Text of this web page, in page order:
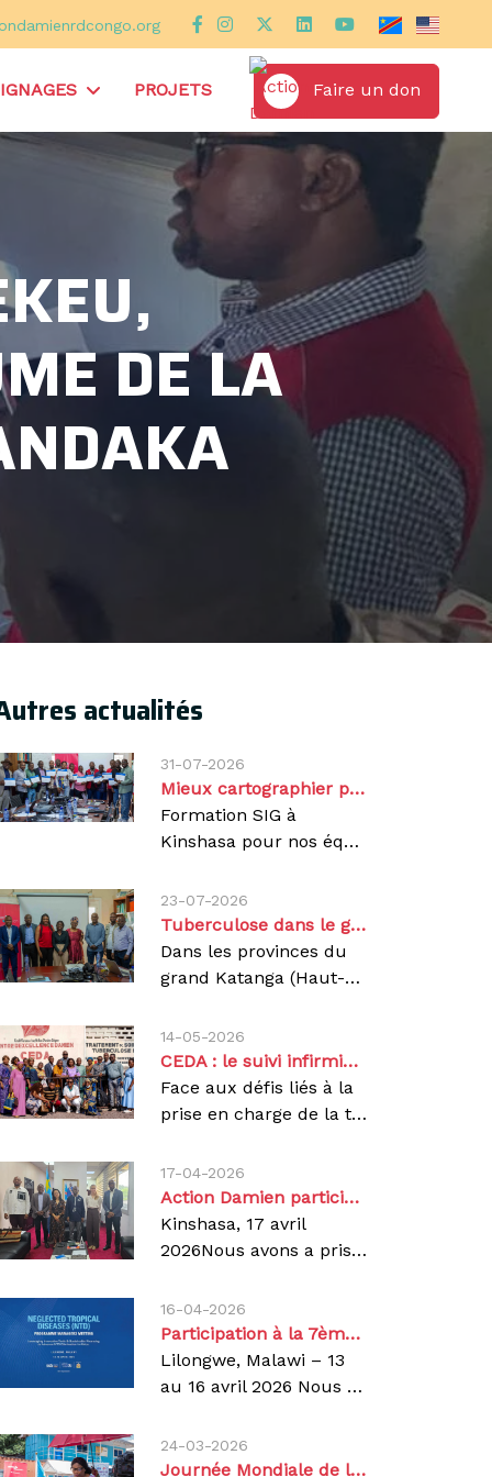
PROJETS Faire un don
DE LA
actualités
31-07-2026
Mieux cartographier pour mieux cibler : Action Damien renforce ses compétences géospatiales en RDC
Formation SIG à
Kinshasa pour nos équipes, celles de la CPLT Kinshasa, du PNEL et du PNLT au total 12 participants Du 27 au 31 juillet 2026, nous avons réuni douze participants issus de notre service médical, de la Coordination Provinciale Lèpre et Tuberculose de Kinshasa (CPLT) du Programme National d'Élimination de la Lèpre (PNEL) et du Programme National de Lutte contre la Tuberculose (PNLT), pour une formation d'initiation aux Systèmes d'Information Géographique (SIG), avec comme objectif de mieux cartographier nos zones d'intervention afin de lutter plus efficacement contre la lèpre et la tuberculose en République démocratique du Congo.Actif dans 9 provinces du pays contre la lèpre, la tuberculose et les maladies tropicales négligées (MTN), en appui aux deux programmes nationaux à travers nos différents projets, nos équipes produisent chaque mois un volume important de données de terrain, dont l'exploitation spatiale reste encore peu développée. C'est à ce besoin que répond cette formation.Animée par la Fondation Flowminder, dans le cadre d’un partenariat, la session s'est articulée en quatre étapes progressives : comprendre les fondamentaux de la donnée géospatiale, se familiariser avec le logiciel QGIS et les concepts cartographiques, préparer et géoréférencés des données fiables, puis produire des cartes exploitables pour la planification, le suivi et l'évaluation de nos programmes. Les travaux pratiques ont porté sur l'import et la gestion de données géographiques des zones de santé, localités, établissements de santé, ainsi que sur la visualisation et la production cartographiques.Pourquoi les SIG ?La cartographie numérique nous permet d'améliorer le ciblage des populations prioritaires, de visualiser précisément nos zones d'activité et de suivre les indicateurs de couverture de nos programmes. Elle rend visible ce qu'un tableau de données ne montre pas : les zones encore mal couvertes par le dépistage et les structures les plus éloignées de nos circuits d'appui.Former ensemble nos équipes et celles du PNEL et du PNLT permet à chacun de produire, lire et discuter les mêmes cartes. C'est la condition d'une microplanification réellement conjointe. L'implication des programmes nationaux d'élimination de la lèpre et de lutte contre la tuberculose garantit l'appropriation des outils développés et la durabilité des compétences acquises au-delà d'Action Damien.Les compétences acquises seront intégrées aux pratiques de travail de nos équipes : planification des activités de dépistage, préparation des missions de terrain et documentation de nos résultats auprès de nos partenaires techniques et financiers mais aussi dans la prise des décisions. Une manière, pour nous et pour nos partenaires, de mettre des outils opérationnels au service d'une meilleure planification des interventions et d'un accès élargi au dépistage et aux soins..Agir, c'est contagieux !
23-07-2026
Tuberculose dans le grand Katanga : Action Damien RDC et POSAF scellent une collaboration opérationnelle
Dans les provinces du
grand Katanga (Haut-Katanga, Lualaba, Haut-Lomami et Tanganyika) , deux organisations œuvrent, , à lutter contre la tuberculose. Depuis plusieurs années, Action Damien RDC et POSAF (Pont Santé Afrique) y déploient des projets similaires : dépistage actif, accompagnement des personnes affectées, transport d'échantillons, des médicaments et des intrants, la supervision des équipes de terrain. Une proximité qui, sans coordination, pouvait conduire à des doublons d’activités plutôt qu'à une complémentarité.C'est pour lever ce risque qu'Action Damien RDC et POSAF ont engagé, à la mi-juillet 2026, des échanges structurés en deux temps. .Une première rencontre pour poser le diagnosticLe 16 juillet 2026, les équipes des deux organisations se sont réunies virtuellement pour un état des lieux. Action Damien, actif dans neuf provinces à travers notamment le projet TIFA, et POSAF, également présent dans neuf provinces via ses projets financés par les fonds américains (TIFA (Lomami) et le projet FC- SDS undefined Stop TB), ont d'abord posé un constat simple : dans quatre provinces communes, les mêmes types d'activités communautaires sont menées en parallèle, à savoir celles des relais communautaires, le transport des échantillons, le transport des médicaments et intrants, la distribution des kits d'adhérence, le suivi et évaluation, la supervision et l’impression des outils de collecte de données.Cette première réunion a permis de dégager des orientations générales : chaque organisation continuerait de s'appuyer sur les relais communautaires identifiés pour chaque projet, selon des zones géographiques distinctes, tandis que les activités de supervision et de suivi-évaluation gagneraient à être menées de façon complémentaire.Une réunion technique pour transformer les orientations en engagements concretsRestait à traduire ces principes en modalités pratiques. C'est l'objet de la réunion technique tenue le 23 juillet 2026 au siège d'Action Damien RDC, réunissant les équipes techniques des deux organisations autour de cinq points essentiels que sont :Les Relais communautaires: Les deux organisations ont convenu d'établir une cartographie commune, permettant d'identifier clairement, pour chaque relais communautaire, l'organisation qui le finance et l'accompagne. Un tableau de répartition sera partagé entre les deux structures pour assurer une couverture cohérente des zones de santé concernées. Les relais communautaires continuent à travailler selon l’esprit de chaque projet. Ils pourront se rencontrer au niveau du CDT autour de l’infirmier Titulaire lors du monitorage avec les moyens de chaque projet. Pour ceux pris en charge par POSAF, ils y participeront avec les fonds dénommés : « frais de suivi des cas orientés »Le Transport des échantillons. Chaque organisation continuera d'acheminer les échantillons via ses propres circuits, mais avec un engagement fort : renforcer la fréquence des transports et systématiser la traçabilité des envois, pour accélérer les délais de diagnostic. Ici il faut noter que le nombre des fréquences de transport d’échantillon par semaine sera de deux au lieu d’une course. Chaque projet un jour par semaine pour prendre en charge la course. L’Accompagnement des personnes affectées. Les kits d'adhérence, ce soutien essentiel qui aide les patients à tenir leur traitement jusqu'au bout seront désormais pris en charge à parts égales entre les deux organisations, une façon concrète de mutualiser l'effort au bénéfice des communautés. Les cas prise en charge par mois seront repartis à moitié (50% Action Damien et 50% POSAF). Mais le chiffre total rapporté par mois est le même pour les deux organisations. (une note technique explicative sera chaque fois élaborée quant à ce.Le Suivi-évaluation et supervision. Les deux partenaires se sont engagés à intensifier leurs missions de terrain, avec une fréquence doublée, pour renforcer l'accompagnement des équipes et des structures de santé. Cette complémentarité permet d’améliorer la fréquence des descentes sur terrain mais d’améliorer la qualité de suivi des activités (proximité des équipes de terrain).Les Outils de collecte des données. Enfin, Action Damien partagera son support de collecte de données avec POSAF ; les deux équipes le retravailleront ensemble pour faciliter la consolidation des informations, avec l'appui du Programme National de Lutte contre la Tuberculose (PNLT). Un outil de collecte numérique des données disponible au niveau de POSAF sera partagé avec Action Damien.Une dynamique de coordination au service des communautésAu-delà des aspects techniques, cette collaboration traduit une conviction partagée : dans la lutte contre la tuberculose, la coordination entre acteurs de terrain n'est pas une option, mais une condition d'efficacité. En clarifiant les rôles de chacun, en évitant les doublons et en unissant leurs forces sur tous les maillons de la chaîne de la lutte contre la Tuberculose au niveau communautaire à savoir : la sensibilisation, le transport des échantillons, l’adhérence au traitement et le suivi des personnes affectées de la Tuberculose.Action Damien RDC et POSAF posent les bases d'une réponse plus cohérente face à la tuberculose dans le grand Katanga.Cette dynamique s'inscrit pleinement dans la mission d'Action Damien RDC : agir aux côtés des personnes affectées, avec les partenaires du terrain, pour que chaque avancée dans la lutte contre la maladie profite directement aux communautés.Agir, c'est contagieux !
14-05-2026
CEDA : le suivi infirmier au cœur de l’amélioration de la prise en charge de la TB-PR à Kinshasa
Face aux défis liés à la
prise en charge de la tuberculose pharmacorésistante (TB-PR) à Kinshasa, malgré les avancées enregistrées grâce à l’introduction de nouveaux schémas thérapeutiques tels que le BPaL-M (Bédaquiline, Prétomanide, Linézolide, Moxifloxacine), plusieurs difficultés persistent sur le terrain. C’est dans ce contexte que nous avons organisé, à travers le Centre d’Excellence Damien (CEDA), ce jeudi 14 mai 2026, une matinée scientifique consacrée au renforcement du suivi infirmier des patients affectés par la TB-PR.Tenue à l’occasion de la Journée internationale des infirmiers, considérée comme un moment de reconnaissance du rôle essentiel du personnel infirmier, dont l’engagement quotidien contribue directement à l’amélioration des résultats thérapeutiques des patients, cette rencontre a réuni les infirmiers des nouveaux Centres de Dépistage et de Traitement de la TB-PR (CDT TB-PR), les superviseurs des structures partenaires (confessions religieuse : catholique, églises protestante et armée du salut), ainsi que les représentants de la Coordination Provinciale Lèpre et Tuberculose (CPLTundefinedKinshasa).Sous le thème : « Impact du suivi infirmier rigoureux dans la prise en charge de la TB-PR : défis et perspectives à Kinshasa », les échanges ont mis en lumière les principaux défis du terrain, notamment l’irrégularité du suivi bactériologique, la gestion des effets indésirables, le non-respect du Traitement Directement Observé (TDO) ainsi que la qualité insuffisante des dossiers médicaux.Les participants ont été sensibilisés à l’importance du suivi régulier des patients à travers les examens bactériologiques (frottis, cultures, GeneXpert), ainsi que le monitorage des effets secondaires du traitement BPaL-M (Neuropathies, troubles digestifs, atteintes visuelles, allongement du QT (cardiaque), troubles hématologiques, fatigue, éruptions cutanées …).Le rôle central du personnel infirmier a été rappelé, notamment dans la qualité des prélèvements, la documentation des données et le respect du TDO, éléments essentiels pour renforcer la qualité des données du Programme National de Lutte contre la Tuberculose (PNLT).À Kinshasa, Action Damien accompagnons plus de 140 structures de prise en charge de la tuberculose sensible et pharmacorésistante, en étroite collaboration avec la Coordination Provinciale Lèpre et Tuberculose (CPLTundefinedKinshasa). Cette dynamique vise à renforcer l’accès aux soins, rapprocher les services des communautés et améliorer la qualité de la prise en charge des patients.Le CEDA demeure le seul centre spécialisé dans la prise en charge des cas complexes de tuberculose, notamment la tuberculose pharmacorésistante (TB-PR), depuis plus de 10 ans.Dans cette dynamique, nous poursuivons le renforcement des capacités des prestataires de soins et l’amélioration continue de la qualité de la prise en charge des personnes affectées, pour de meilleures chances de guérison, car un bon suivi infirmier aujourd’hui contribue à une guérison assurée demain.
17-04-2026
Action Damien participe au plaidoyer institutionnel du consortium HICO pour le programme quinquennal 2027–2031
Kinshasa, 17 avril
2026Nous avons a pris part à la visite de plaidoyer institutionnel organisée dans le cadre de la formulation du programme quinquennal 2027–2031 de la Health Impact Coalition (HICO), cofinancé par la Coopération belge au développement (DGD).La rencontre s’est tenue au Secrétariat Général à la Santé Publique, Hygiène et Prévoyance Sociale à Kinshasa, en présence des autorités sanitaires nationales.Représentée par le Dr Patrick Tshey, Médecin Superviseur National, aux côtés de la délégation conduite par MEMISA Belgique et de Handicap International.Cette démarche visait à solliciter l’appui institutionnel du Ministère de la Santé Publique, Hygiène et Prévoyance Sociale en faveur du futur programme quinquennal HICO 2027–2031, actuellement en cours de formulation.Le consortium Health Impact Coalition constitue un cadre de concertation regroupant huit organisations non gouvernementales internationales actives dans le secteur de la santé en RDC : Action Damien, Chaîne de l’Espoir Belgique, Handicap International undefined Humanity & Inclusion, Light for the World, Médecins du Monde, Médecins Sans Vacances, MEMISA,Viva Salud.Un programme aligné sur les priorités nationales de santéLe programme HICO 2027–2031 s’inscrit en cohérence avec :Le Plan National de Développement Sanitaire et de la Prévoyance Sociale (PNDS-PS 2024–2033) ;Le Plan Stratégique National de la Couverture Santé Universelle (PSN-CSU).Son ambition est de contribuer à l’amélioration de l’état de santé et du bien-être des populations dans les zones d’intervention ciblées grâce à un accès plus équitable à des services de santé de qualité, inclusifs et résilients.L’intervention proposée repose sur cinq axes stratégiques interdépendants :Renforcement de l’offre de soins et amélioration de la qualité des services ;Promotion de l’équité et de l’inclusion dans l’accès aux soins ;Renforcement de la gouvernance sanitaire et de la redevabilité ;Autonomisation communautaire et stimulation de la demande de soins ;Gestion des connaissances et production de données probantes pour la décision.Notre participation à cette initiative s’inscrit dans la continuité de notre engagement en faveur du renforcement des systèmes de santé, en complément de notre expertise reconnue dans la lutte contre la tuberculose, la lèpre et les maladies tropicales négligées. À travers cette coalition, nous mettons cette expérience au service d’une approche concertée visant à renforcer durablement les services de santé et à améliorer l’accès aux soins pour les populations les plus vulnérables.Par cette initiative, le consortium HICO réaffirme sa volonté d’accompagner le Gouvernement congolais dans l’atteinte des objectifs de Couverture Santé Universelle et des Objectifs de Développement Durable liés à la santé.Nous demeurons engagées aux côtés des autorités sanitaires et de ses partenaires pour contribuer à un système de santé plus équitable, inclusif et performant en République Démocratique du Congo.
16-04-2026
Participation à la 7ème Réunion annuelle des gestionnaires des programmes des Maladies Tropicales Négligées (MTN)
Lilongwe, Malawi – 13
au 16 avril 2026 Nous avons participé à la 7ème Réunion annuelle des gestionnaires des programmes des Maladies Tropicales Négligées (MTN), tenue à l’international Convention Center Bingu du 13 au 16 avril 2026 à Lilongwe, en République du Malawi.Cette réunion de haut niveau a été organisée conjointement par la Commission de l’Union Africaine, AUDA-NEPAD et l’Organisation mondiale de la Santé Région Afrique. Elle a réuni les gestionnaires nationaux des programmes MTN, les institutions régionales, ainsi que les partenaires techniques et financiers engagés dans l’accélération de l’élimination des maladies tropicales négligées en Afrique.Les travaux de la réunion s’inscrivent dans la dynamique continentale visant l’élimination des MTN à l’horizon 2030, conformément aux engagements des États membres de l’Union Africaine et aux orientations de l’Organisation mondiale de la Santé (Feuille de route MTN 2021-2030).Les échanges ont porté sur :L’évaluation des progrès réalisés par les États membres dans la mise en œuvre des plans nationaux MTN ;Le renforcement de l’intégration des services MTN dans les soins de santé primaires pour une élimination durable ; L’amélioration des systèmes de surveillance, de données et de suivi-évaluation ;L’Impact du changement climatique sur l’élimination des MTN ;La Collaboration transfrontalière pour l'élimination des MTN;La mobilisation des ressources nationales et des partenaires, en faveur d’un financement durable des interventions (Travail de l’ASBL Kikundi avec l’appui de Bill et Melinda Gate & l’Université de Washington) ;Ainsi que la promotion de stratégies innovantes, incluant la recherche opérationnelle et le renforcement des capacités pour accélérer l’élimination des MTN (Stimuler l’innovation dans la surveillance, le diagnostic et la mise en œuvre)Représentée par le Dr Pierre Umba, Représentant national Action Damien RD Congo. Notre participation s’inscrit dans le cadre de notre mandat de lutte contre la lèpre, la tuberculose et d’autres maladies tropicales négligées telles que le pian et l’ulcère de Buruli, ainsi que de notre appui au renforcement des systèmes de santé.Dans le cadre de cette réunion, nous avons rencontré et échangé avec d’autres organisations impliquées sur la lutte contre la lèpre :Nécessité d’appliquer l’outil de LEM pour le monitorage de l’élimination par ZS en RDC avec l’OMS AFROBesoin d’un appui technique dans la recherche opérationnelle lèpre et MTN avec DAHW une ONGI Allemande travaillant en Afrique sur la lèprePossibilité d’interventions dans la PEP lèpre et l’éradication du Pian dans le Haut Uélé avec DNDI RDC rencontrée au MalawiExpérience de mise en œuvre en République Démocratique du CongoNos interventions en RD Congo ont permis d’obtenir des résultats significatifs dans la lutte contre les MTN dans les provinces d’intervention. Lèpre2 172 nouveaux cas détectés en 2024, Prise en charge de 192 enfants, Taux de guérison de 97 % pour les cas multibacillaires et 98 % pour les cas paucibacillaires. Couverture estimée à 71 %. Pian4 484 personnes dépistées, 416 cas confirmés et traités. Tous les cas traités ont été déclarés guéris.Ulcère de Buruli567 cas suspects identifiés, 88 cas confirmés pris en charge. Evolution favorable vers la guérison pour l’ensemble des cas traités.Ces résultats traduisent l’efficacité d’une approche communautaire intégrée reposant sur :Le dépistage actif au niveau communautaire ;La prise en charge gratuite et décentralisée ;Le suivi continu des patients ;La sensibilisation communautaire pour réduire la stigmatisation ;Et le renforcement de la surveillance communautaire.La 7ème Réunion annuelle des gestionnaires des programmes MTN a réaffirmé la nécessité d’une action coordonnée, multisectorielle et durable, incluant le renforcement du financement national, de la recherche et de l’innovation, ainsi que de la coopération régionale, afin d’atteindre les objectifs d’élimination des MTN à l’horizon 2030.Nous réaffirmons notre engagement aux côtés du PNEL, et d’autres partenaires techniques pour contribuer à l’élimination des maladies tropicales négligées, à travers des interventions intégrées, durables et centrées sur les populations.
24-03-2026
Journée Mondiale de la Tuberculose 2026 : une mobilisation renforcée pour mettre fin à la TB en RDC